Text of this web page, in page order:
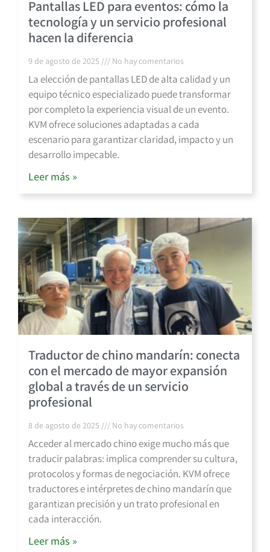
Pantallas LED para eventos: cómo la
tecnología y un servicio profesional
hacen la diferencia
9 de agosto de 2025 No hay comentarios
La elección de pantallas LED de alta calidad y un
equipo técnico especializado puede transformar
por completo la experiencia visual de un evento.
KVM ofrece soluciones adaptadas a cada
escenario para garantizar claridad, impacto y un
desarrollo impecable.
Leer más »
Traductor de chino mandarín: conecta
con el mercado de mayor expansión
global a través de un servicio
profesional
8 de agosto de 2025 No hay comentarios
Acceder al mercado chino exige mucho más que
traducir palabras: implica comprender su cultura,
protocolos y formas de negociación. KVM ofrece
traductores e intérpretes de chino mandarín que
garantizan precisión y un trato profesional en
cada interacción.
Leer más »